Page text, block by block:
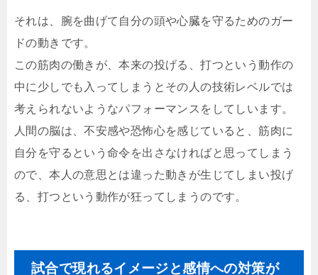
それは、腕を曲げて自分の頭や心臓を守るためのガー
ドの動きです。
この筋肉の働きが、本来の投げる、打つという動作の
中に少しでも入ってしまうとその人の技術レベルでは
考えられないようなパフォーマンスをしてしいます。
人間の脳は、不安感や恐怖心を感じていると、筋肉に
自分を守るという命令を出さなければと思ってしまう
ので、本人の意思とは違った動きが生じてしまい投げ
る、打つという動作が狂ってしまうのです。
試合で現れるイメージと感情への対策が